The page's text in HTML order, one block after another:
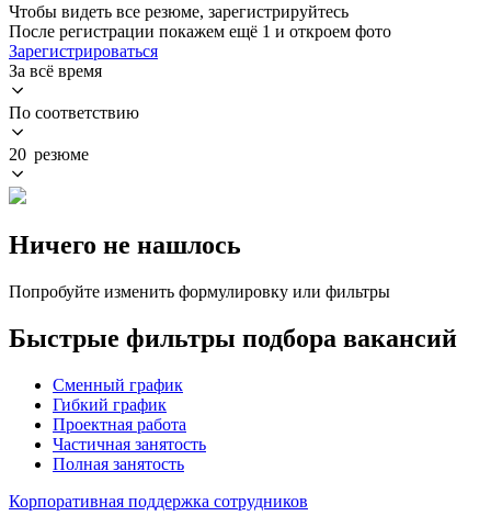
Чтобы видеть все резюме, зарегистрируйтесь
После регистрации покажем ещё 1 и откроем фото
Зарегистрироваться
За всё время
По соответствию
20 резюме
Ничего не нашлось
Попробуйте изменить формулировку или фильтры
Быстрые фильтры подбора вакансий
Сменный график
Гибкий график
Проектная работа
Частичная занятость
Полная занятость
Корпоративная поддержка сотрудников